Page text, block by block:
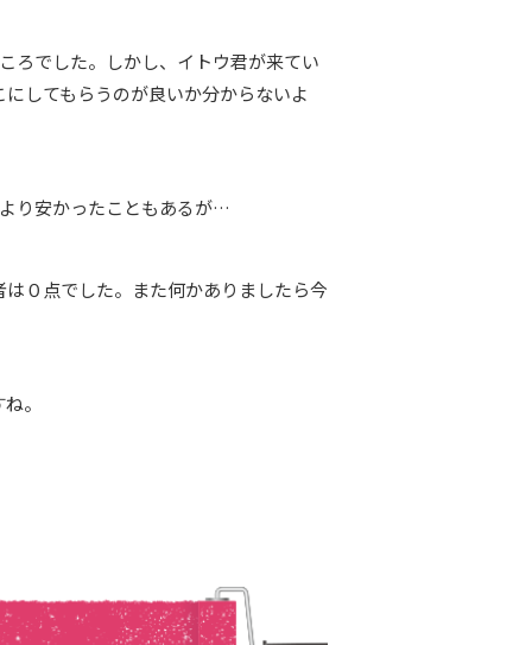
ろでした。しかし、イトウ君が来てい
してもらうのが良いか分からないよ
り安かったこともあるが…
０点でした。また何かありましたら今
。